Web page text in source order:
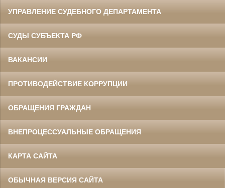
УПРАВЛЕНИЕ СУДЕБНОГО ДЕПАРТАМЕНТА
СУДЫ СУБЪЕКТА РФ
ВАКАНСИИ
ПРОТИВОДЕЙСТВИЕ КОРРУПЦИИ
ОБРАЩЕНИЯ ГРАЖДАН
ВНЕПРОЦЕССУАЛЬНЫЕ ОБРАЩЕНИЯ
КАРТА САЙТА
ОБЫЧНАЯ ВЕРСИЯ САЙТА